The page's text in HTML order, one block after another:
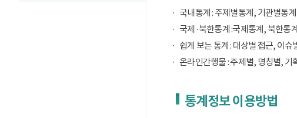
국내통계 : 주제별통계, 기관별통
국제·북한통계 :국제통계, 북한통
쉽게 보는 통계 : 대상별 접근, 이슈
온라인간행물 : 주제별, 명칭별, 기
통계정보 이용방법